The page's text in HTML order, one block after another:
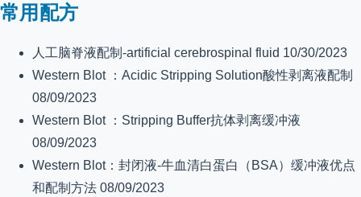
常用配方
人工脑脊液配制-artificial cerebrospinal fluid 10/30/2023
Western Blot ：Acidic Stripping Solution酸性剥离液配制
08/09/2023
Western Blot ：Stripping Buffer抗体剥离缓冲液
08/09/2023
Western Blot：封闭液-牛血清白蛋白（BSA）缓冲液优点
和配制方法 08/09/2023